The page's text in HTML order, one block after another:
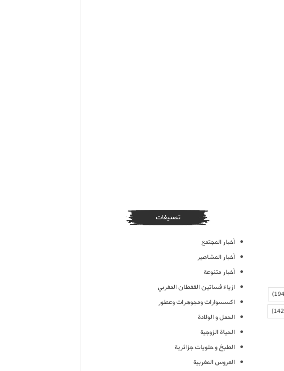
تصنيفات
أخبار المجتمع
أخبار المشاهير
أخبار متنوعة
ازياء فساتين القفطان المغربي
اكسسوارات ومجوهرات وعطور
الحمل و الولادة
الحياة الزوجية
الطبخ و حلويات جزائرية
العروس المغربية